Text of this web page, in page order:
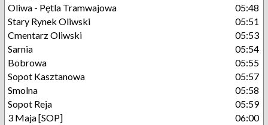
Oliwa - Pętla Tramwajowa
05:48
Stary Rynek Oliwski
05:51
Cmentarz Oliwski
05:53
Sarnia
05:54
Bobrowa
05:55
Sopot Kasztanowa
05:57
Smolna
05:58
Sopot Reja
05:59
3 Maja [SOP]
06:00